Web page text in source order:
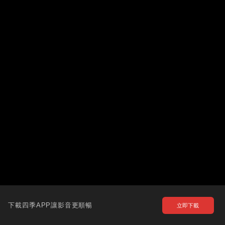
下載四季APP讓影音更順暢 立即下載